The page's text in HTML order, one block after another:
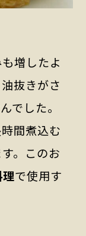
増したよ
抜きがさ
でした。
間煮込む
。このお
で使用す